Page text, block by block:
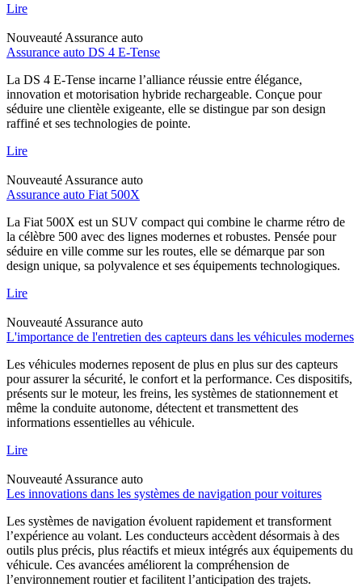
Lire
Nouveauté Assurance auto
Assurance auto DS 4 E-Tense
La DS 4 E-Tense incarne l’alliance réussie entre élégance,
innovation et motorisation hybride rechargeable. Conçue pour
séduire une clientèle exigeante, elle se distingue par son design
raffiné et ses technologies de pointe.
Lire
Nouveauté Assurance auto
Assurance auto Fiat 500X
La Fiat 500X est un SUV compact qui combine le charme rétro de
la célèbre 500 avec des lignes modernes et robustes. Pensée pour
séduire en ville comme sur les routes, elle se démarque par son
design unique, sa polyvalence et ses équipements technologiques.
Lire
Nouveauté Assurance auto
L'importance de l'entretien des capteurs dans les véhicules modernes
Les véhicules modernes reposent de plus en plus sur des capteurs
pour assurer la sécurité, le confort et la performance. Ces dispositifs,
présents sur le moteur, les freins, les systèmes de stationnement et
même la conduite autonome, détectent et transmettent des
informations essentielles au véhicule.
Lire
Nouveauté Assurance auto
Les innovations dans les systèmes de navigation pour voitures
Les systèmes de navigation évoluent rapidement et transforment
l’expérience au volant. Les conducteurs accèdent désormais à des
outils plus précis, plus réactifs et mieux intégrés aux équipements du
véhicule. Ces avancées améliorent la compréhension de
l’environnement routier et facilitent l’anticipation des trajets.